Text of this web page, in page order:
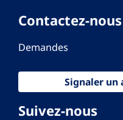
Contactez-nous
Demandes
Signaler un
Suivez-nous